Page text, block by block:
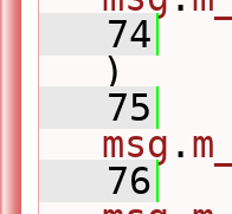
   74
)
   75
msg .
   76